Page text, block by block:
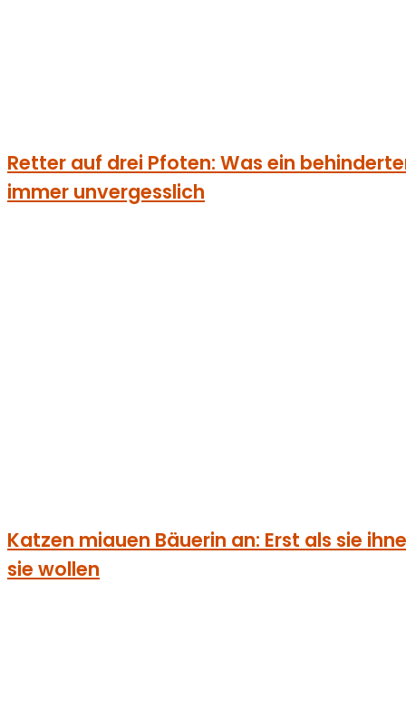
Retter auf drei Pfoten: Was ein
immer unvergesslich
Katzen miauen Bäuerin an: Erst als sie
sie wollen